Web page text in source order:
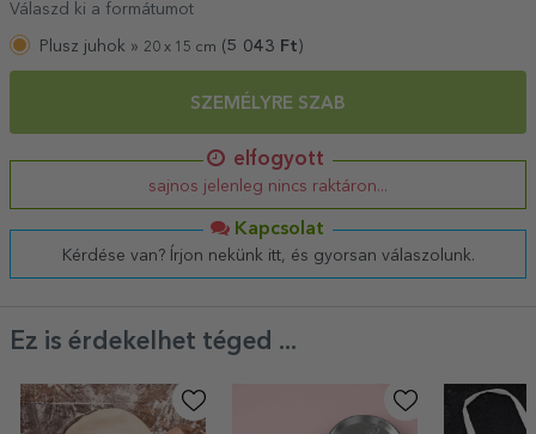
Válaszd ki a formátumot
Plusz juhok » 20 x 15 cm (5 043 Ft )
SZEMÉLYRE SZAB
elfogyott
sajnos jelenleg nincs raktáron...
Kapcsolat
Kérdése van? Írjon nekünk itt, és gyorsan válaszolunk.
Ez is érdekelhet téged ...